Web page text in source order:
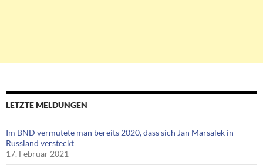
LETZTE MELDUNGEN
Im BND vermutete man bereits 2020, dass sich Jan Marsalek in
Russland versteckt
17. Februar 2021